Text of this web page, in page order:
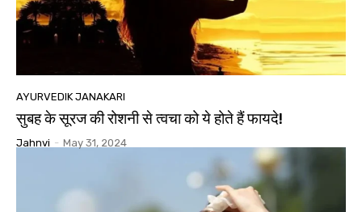
AYURVEDIK JANAKARI
सुबह के सूरज की रोशनी से त्वचा को ये होते हैं फायदे!
Jahnvi - May 31, 2024